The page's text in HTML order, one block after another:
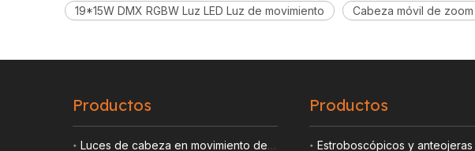
19*15W DMX RGBW Luz LED Luz de movimiento Cabeza móvil de zoom
Productos
Luces de cabeza en movimiento de lámpara
Productos
Estroboscópicos y anteojeras